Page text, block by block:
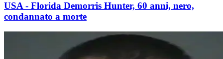
USA - Florida Demorris Hunter, 60 anni, nero,
condannato a morte